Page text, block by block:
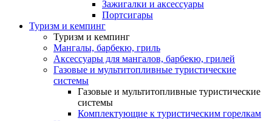
Зажигалки и аксессуары
Портсигары
Туризм и кемпинг
Туризм и кемпинг
Мангалы, барбекю, гриль
Аксессуары для мангалов, барбекю, грилей
Газовые и мультитопливные туристические
системы
Газовые и мультитопливные туристические
системы
Комплектующие к туристическим горелкам